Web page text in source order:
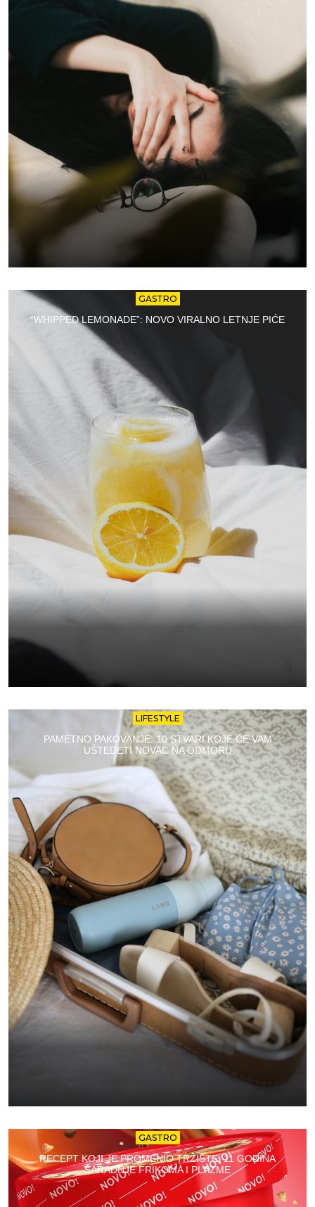
GASTRO
“WHIPPED LEMONADE”: NOVO VIRALNO LETNJE PIĆE
LIFESTYLE
PAMETNO PAKOVANJE: 10 STVARI KOJE ĆE VAM
UŠTEDETI NOVAC NA ODMORU
GASTRO
RECEPT KOJI JE PROMENIO TRŽIŠTE: 11 GODINA
SARADNJE FRIKOMA I PLAZME